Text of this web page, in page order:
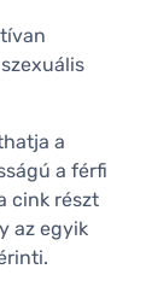
a
a férfi
cink részt
az egyik